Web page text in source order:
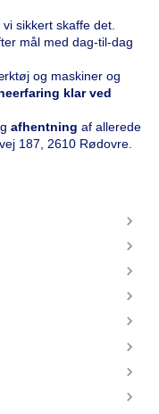
sikkert skaffe det.
mål med dag-til-dag
og maskiner og
klar ved
afhentning af allerede
187, 2610 Rødovre.